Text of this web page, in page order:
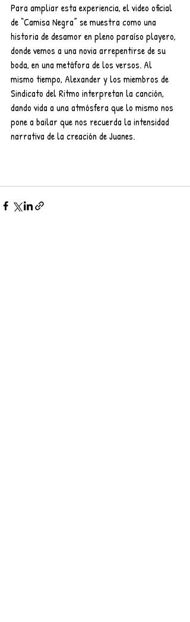
Para ampliar esta experiencia, el video oficial
de “Camisa Negra” se muestra como una
historia de desamor en pleno paraíso playero,
donde vemos a una novia arrepentirse de su
boda, en una metáfora de los versos. Al
mismo tiempo, Alexander y los miembros de
Sindicato del Ritmo interpretan la canción,
dando vida a una atmósfera que lo mismo nos
pone a bailar que nos recuerda la intensidad
narrativa de la creación de Juanes.